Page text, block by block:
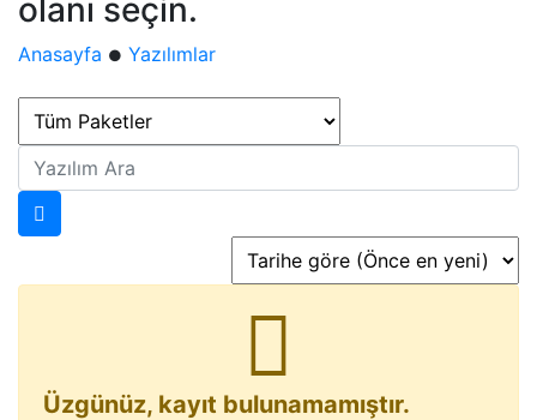
olanı seçin.
Anasayfa ● Yazılımlar
Üzgünüz, kayıt bulunamamıştır.